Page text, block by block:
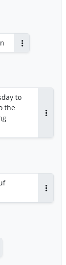
to
the